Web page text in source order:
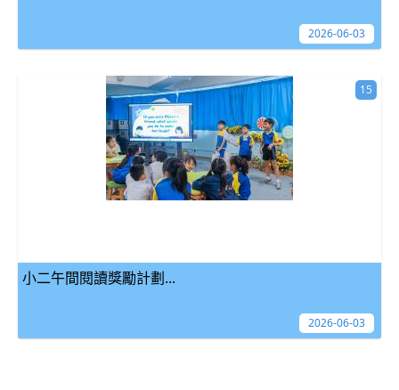
2026-06-03
小二午間閱讀獎勵計劃...
15
2026-06-03